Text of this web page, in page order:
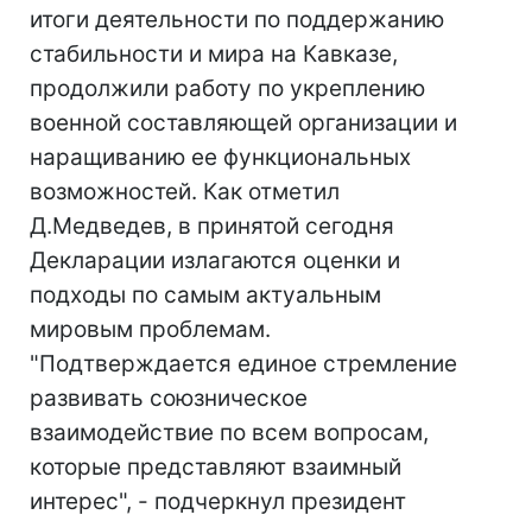
итоги деятельности по поддержанию
стабильности и мира на Кавказе,
продолжили работу по укреплению
военной составляющей организации и
наращиванию ее функциональных
возможностей. Как отметил
Д.Медведев, в принятой сегодня
Декларации излагаются оценки и
подходы по самым актуальным
мировым проблемам.
"Подтверждается единое стремление
развивать союзническое
взаимодействие по всем вопросам,
которые представляют взаимный
интерес", - подчеркнул президент